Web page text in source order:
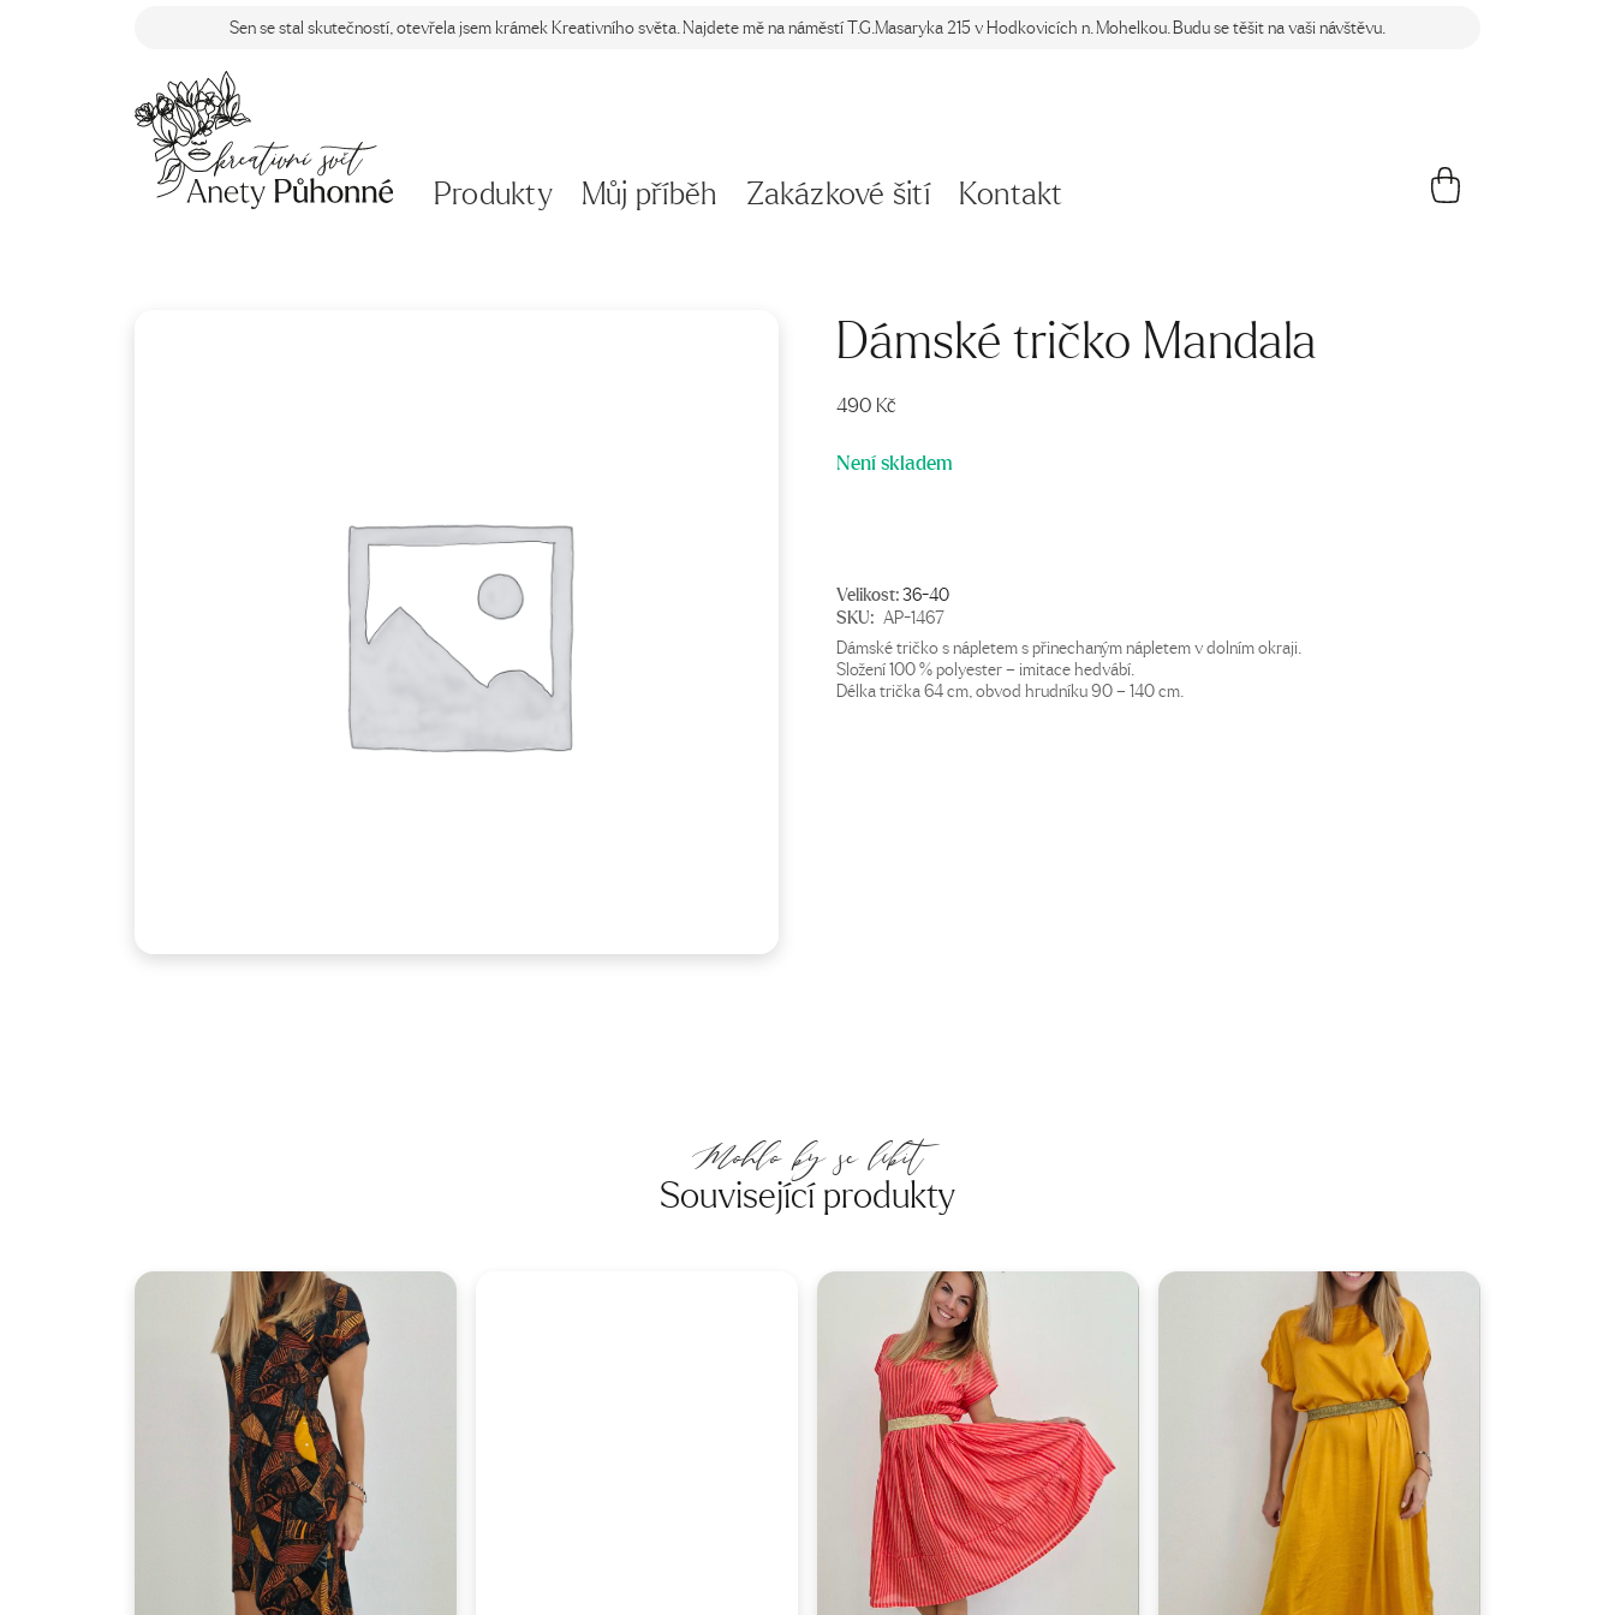
Sen se stal skutečností, otevřela jsem krámek Kreativního světa. Najdete mě na náměstí T.G.Masaryka 215 v Hodkovicích n. Mohelkou. Budu se těšit na vaši návštěvu.
Produkty Můj příběh Zakázkové šití Kontakt
Dámské tričko Mandala
490 Kč
Není skladem
Velikost:36-40
SKU: AP-1467
Dámské tričko s nápletem s přinechaným nápletem v dolním okraji.
Složení 100 % polyester – imitace hedvábí.
Délka trička 64 cm, obvod hrudníku 90 – 140 cm.
Mohlo by se líbit
Související produkty